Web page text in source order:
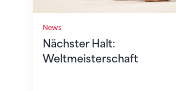
News
Nächster Halt:
Weltmeisterschaft